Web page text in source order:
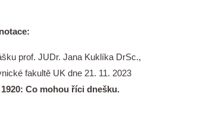
prof. JUDr. Jana Kuklíka DrSc.,
fakultě UK dne 21. 11. 2023
Co mohou říci dnešku.